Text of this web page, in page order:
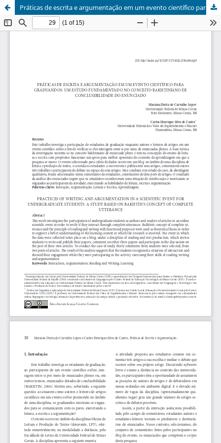
Práticas de escrita e argumentação em um evento científico para graduandos: um estudo fundamentado no conceito bakhtiniano de conclusibilidade do enunciado